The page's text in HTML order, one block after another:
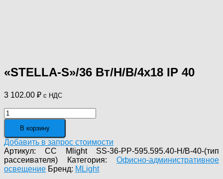
«STELLA-S»/36 Вт/Н/В/4х18 IP 40
3 102.00 ₽ с НДС
Количество
товара
"STELLA-
S"/36
Вт/
Н/
В/4х18
IP
В корзину
Добавить в запрос стоимости
Артикул: CC Mlight SS-36-PP-595.595.40-Н/В-40-(тип
рассеивателя)
Категория: Офисно-административное
освещение Бренд: MLight